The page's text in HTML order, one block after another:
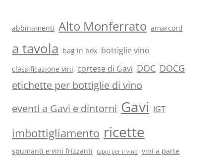
abbinamenti Alto Monferrato amarcord
a tavola bag in box bottiglie vino
classificazione vini cortese di Gavi DOC DOCG
etichette per bottiglie di vino
eventi a Gavi e dintorni Gavi IGT
imbottigliamento ricette
spumanti e vini frizzanti tappi per il vino vini a parte